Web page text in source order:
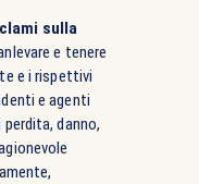
sulla
e tenere
e i rispettivi
e agenti
danno,